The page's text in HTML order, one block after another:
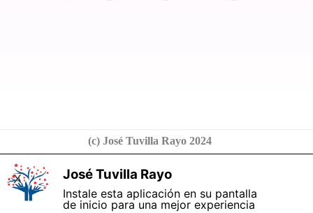
(c) José Tuvilla Rayo 2024
José Tuvilla Rayo
Instale esta aplicación en su pantalla
de inicio para una mejor experiencia
X